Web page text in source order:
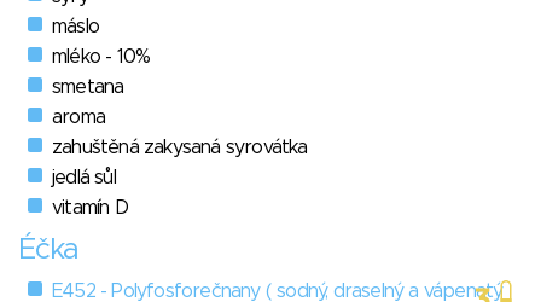
máslo
mléko - 10%
smetana
aroma
zahuštěná zakysaná syrovátka
jedlá sůl
vitamín D
Éčka
E452 - Polyfosforečnany ( sodný, draselný a vápenatý